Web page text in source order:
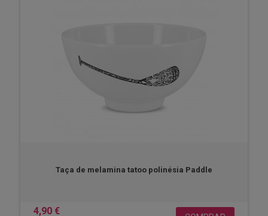
Taça de melamina tatoo polinésia Paddle
4,90 €